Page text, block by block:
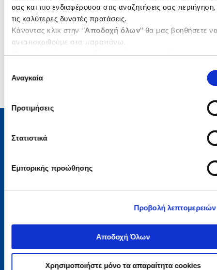
σας και πιο ενδιαφέρουσα στις αναζητήσεις σας
τις καλύτερες δυνατές προτάσεις.
Κάνοντας κλικ στην ‘’Αποδοχή όλων’’ θα μας βοηθήσετε
ανταποκριθούμε στα παραπάνω.
Μπορείτε επίσης να επεξεργαστείτε ποια cookies σας
‘’Αποδοχή επιλογών
΄΄και να ενημερωθείτε σχετικά με τα
συγκατάθεσης
Αναγκαία
Προτιμήσεις
Στατιστικά
Εμπορικής προώθησης
Προβολή λεπτομερειών
Αποδοχή Όλων
Χρησιμοποιήστε μόνο τα απαραίτητα cookies
1-1 από 1 προϊόντα
Μάθετε τα νέα της Πολιτείας
Εγγραφείτε στο newsletter μας και μάθετε πρώτοι όλα τα
νέα βιβλία, τις εξαιρετικές τιμές και τις εκδηλώσεις μας.
Εγγραφή